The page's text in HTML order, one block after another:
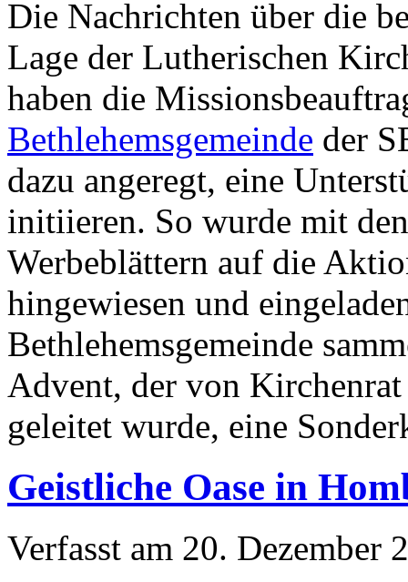
Die Nachrichten über die
Lage der Lutherischen
haben die
Bethlehemsgemeinde der
dazu angeregt, eine
initiieren. So wurde mit
Werbeblättern auf die
hingewiesen und
Bethlehemsgemeinde
Advent, der von
geleitet wurde, eine
Geistliche Oase in
Verfasst am 20. Dezember